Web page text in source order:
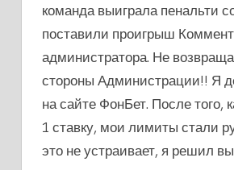
команда выиграла пенальти
поставили проигрыш
администратора. Не
стороны Администрации!! Я
на сайте ФонБет. После того,
1 ставку, мои лимиты стали
это не устраивает, я решил